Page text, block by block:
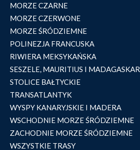
MORZE CZARNE
MORZE CZERWONE
MORZE ŚRÓDZIEMNE
POLINEZJA FRANCUSKA
RIWIERA MEKSYKAŃSKA
SESZELE, MAURITIUS I MADAGASKAR
STOLICE BAŁTYCKIE
TRANSATLANTYK
WYSPY KANARYJSKIE I MADERA
WSCHODNIE MORZE ŚRÓDZIEMNE
ZACHODNIE MORZE ŚRÓDZIEMNE
WSZYSTKIE TRASY